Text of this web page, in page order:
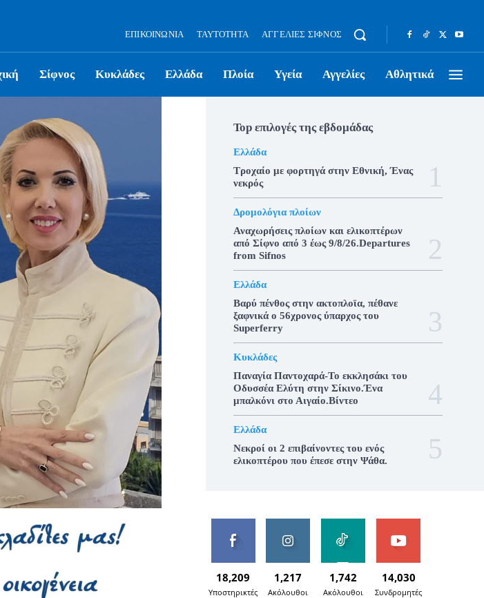
ΕΠΙΚΟΙΝΩΝΊΑ ΤΑΥΤΌΤΗΤΑ ΑΓΓΕΛΊΕΣ ΣΊΦΝΟΣ
Σίφνος Κυκλάδες Ελλάδα Πλοία Υγεία Αγγελίες Αθλητικά
Top επιλογές της εβδομάδας
Ελλάδα
Τροχαίο με φορτηγά στην Εθνική, Ένας
νεκρός
Δρομολόγια πλοίων
Αναχωρήσεις πλοίων και ελικοπτέρων
από Σίφνο από 3 έως 9/8/26.Departures
from Sifnos
Ελλάδα
Βαρύ πένθος στην ακτοπλοϊα, πέθανε
ξαφνικά ο 56χρονος ύπαρχος του
Superferry
Κυκλάδες
Παναγία Παντοχαρά-Το εκκλησάκι του
Οδυσσέα Ελύτη στην Σίκινο.Ένα
μπαλκόνι στο Αιγαίο.Βίντεο
Ελλάδα
Νεκροί οι 2 επιβαίνοντες του ενός
ελικοπτέρου που έπεσε στην Ψάθα.
18,209
Υποστηρικτές
1,217
Ακόλουθοι
1,742
Ακόλουθοι
14,030
Συνδρομητές